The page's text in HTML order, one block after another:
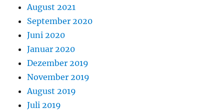
August 2021
September 2020
Juni 2020
Januar 2020
Dezember 2019
November 2019
August 2019
Juli 2019